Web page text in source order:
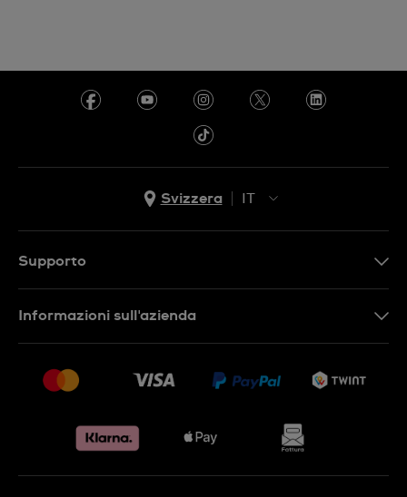
Svizzera
IT
IT
Supporto
Restituzione
Condizioni di vendita
Informazioni sull'azienda
Carriera